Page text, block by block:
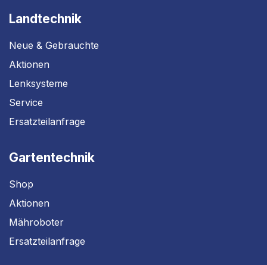
Landtechnik
Neue & Gebrauchte
Aktionen
Lenksysteme
Service
Ersatzteilanfrage
Gartentechnik
Shop
Aktionen
Mähroboter
Ersatzteilanfrage